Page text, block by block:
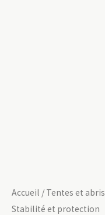
Accueil / Tentes et abris
Stabilité et protection